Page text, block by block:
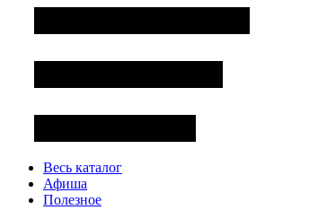
Весь каталог
Афиша
Полезное